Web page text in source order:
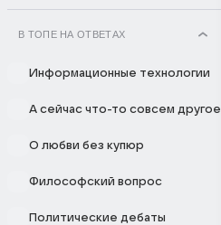
В ТОПЕ НА ОТВЕТАХ
Информационные технологии
А сейчас что-то совсем другое
О любви без купюр
Философский вопрос
Политические дебаты